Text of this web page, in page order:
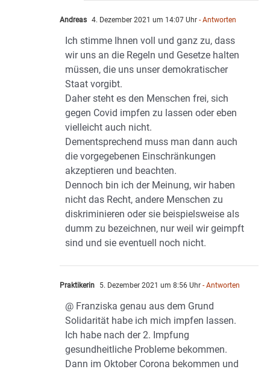
Andreas 4. Dezember 2021 um 14:07 Uhr - Antworten
Ich stimme Ihnen voll und ganz zu, dass
wir uns an die Regeln und Gesetze halten
müssen, die uns unser demokratischer
Staat vorgibt.
Daher steht es den Menschen frei, sich
gegen Covid impfen zu lassen oder eben
vielleicht auch nicht.
Dementsprechend muss man dann auch
die vorgegebenen Einschränkungen
akzeptieren und beachten.
Dennoch bin ich der Meinung, wir haben
nicht das Recht, andere Menschen zu
diskriminieren oder sie beispielsweise als
dumm zu bezeichnen, nur weil wir geimpft
sind und sie eventuell noch nicht.
Praktikerin 5. Dezember 2021 um 8:56 Uhr - Antworten
@ Franziska genau aus dem Grund
Solidarität habe ich mich impfen lassen.
Ich habe nach der 2. Impfung
gesundheitliche Probleme bekommen.
Dann im Oktober Corona bekommen und